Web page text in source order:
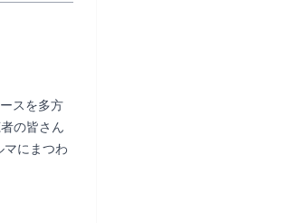
スを多方
の皆さん
マにまつわ